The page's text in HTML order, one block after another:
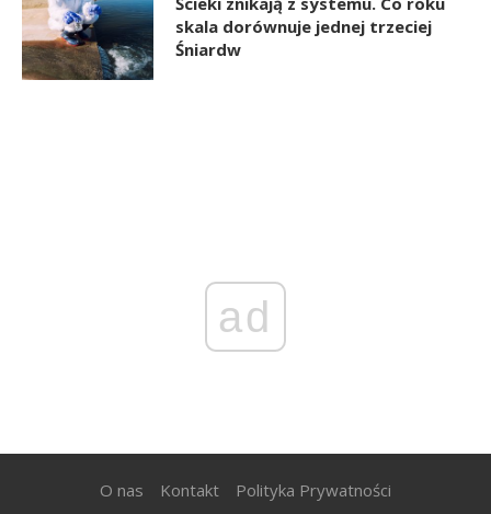
skala dorównuje jednej trzeciej
Śniardw
ad
O nas Kontakt Polityka Prywatności